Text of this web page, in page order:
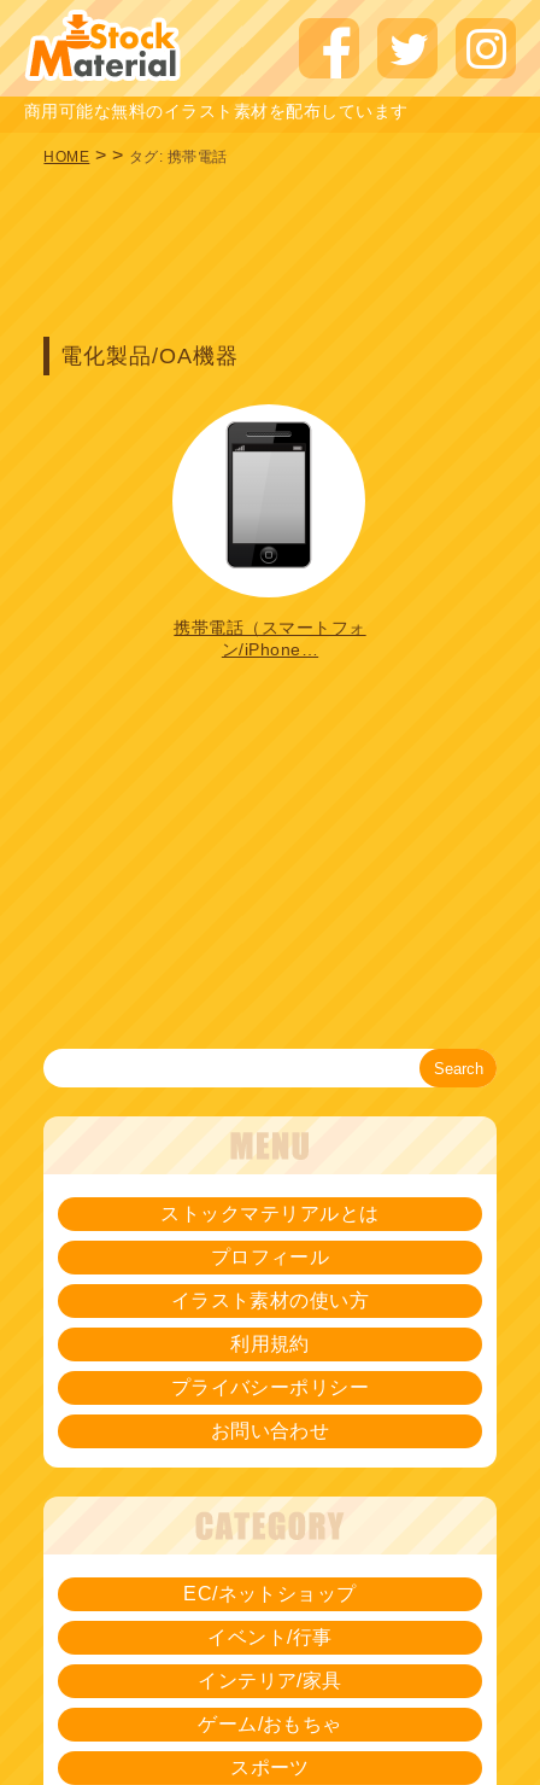
商用可能な無料のイラスト素材を配布しています
HOME > > タグ: 携帯電話
電化製品/OA機器
携帯電話（スマートフォ
ン/iPhone…
Search
ストックマテリアルとは
プロフィール
イラスト素材の使い方
利用規約
プライバシーポリシー
お問い合わせ
EC/ネットショップ
イベント/行事
インテリア/家具
ゲーム/おもちゃ
スポーツ